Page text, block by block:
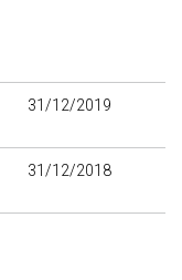
31/12/2019
31/12/2018